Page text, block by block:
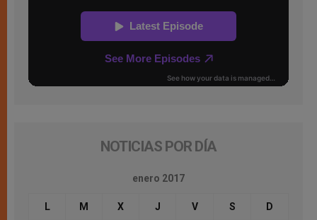
NOTICIAS POR DÍA
enero 2017
L M X J V S D